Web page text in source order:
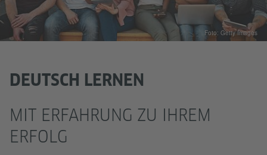
DEUTSCH LERNEN
MIT ERFAHRUNG ZU IHREM
ERFOLG
Foto: Getty Images